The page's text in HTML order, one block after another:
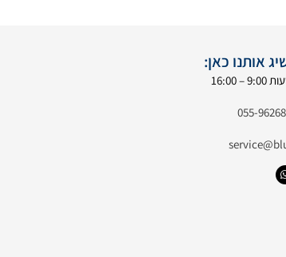
אותנו כאן:
16:00
055-